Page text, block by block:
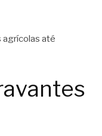
agrícolas até